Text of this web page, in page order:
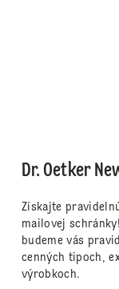
Dr. Oetker
Získajte
mailovej
budeme vás
cenných tipoch,
výrobkoch.